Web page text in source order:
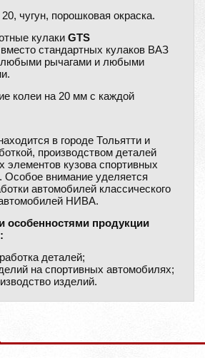
чугун, порошковая окраска.
кулаки GTS
стандартных кулаков ВАЗ
любыми рычагами и любыми
колеи на 20 мм с каждой
в городе Тольятти и
производством деталей
элементов кузова спортивных
внимание уделяется
автомобилей классического
НИВА.
особенностями продукции
деталей;
на спортивных автомобилях;
изделий.